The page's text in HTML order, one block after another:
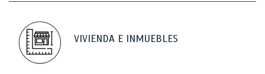
VIVIENDA E INMUEBLES